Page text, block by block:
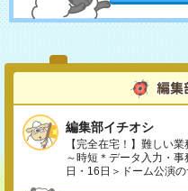
編集部イチオシ
【完全在宅！】難しい
～時短＊データ入力・
日・16日＞ドーム公演